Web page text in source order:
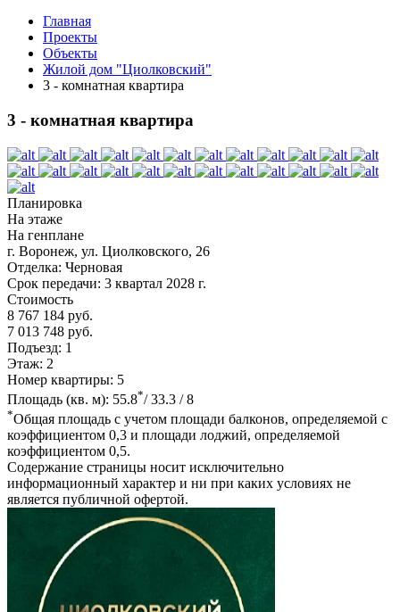
Главная
Проекты
Объекты
Жилой дом "Циолковский"
3 - комнатная квартира
3 - комнатная квартира
Планировка
На этаже
На генплане
г. Воронеж, ул. Циолковского, 26
Отделка: Черновая
Срок передачи: 3 квартал 2028 г.
Стоимость
8 767 184 руб.
7 013 748 руб.
Подъезд: 1
Этаж: 2
Номер квартиры: 5
Площадь (кв. м): 55.8*/ 33.3 / 8
*Общая площадь с учетом площади балконов, определяемой с
коэффициентом 0,3 и площади лоджий, определяемой
коэффициентом 0,5.
Содержание страницы носит исключительно
информационный характер и ни при каких условиях не
является публичной офертой.